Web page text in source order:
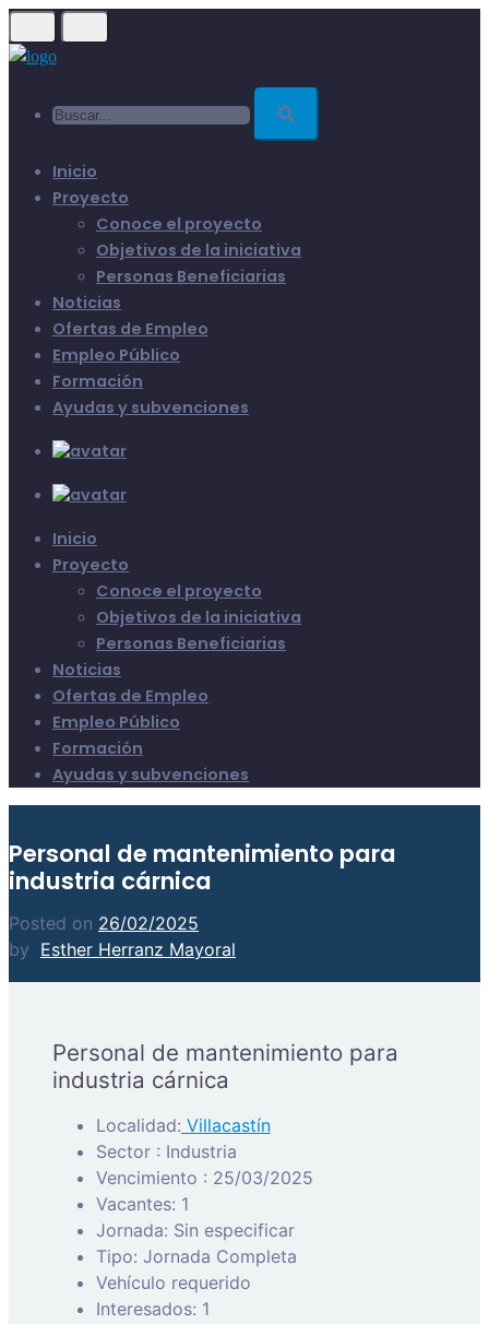
Skip
to
Inicio
Proyecto
Conoce el proyecto
Objetivos de la iniciativa
Personas Beneficiarias
Noticias
Ofertas de Empleo
Empleo Público
Formación
Ayudas y subvenciones
Inicio
Proyecto
Conoce el proyecto
Objetivos de la iniciativa
Personas Beneficiarias
Noticias
Ofertas de Empleo
Empleo Público
Formación
Ayudas y subvenciones
Personal de mantenimiento para
industria cárnica
Posted on 26/02/2025
by Esther Herranz Mayoral
Personal de mantenimiento para
industria cárnica
Localidad: Villacastín
Sector : Industria
Vencimiento : 25/03/2025
Vacantes: 1
Jornada: Sin especificar
Tipo: Jornada Completa
Vehículo requerido
Interesados: 1